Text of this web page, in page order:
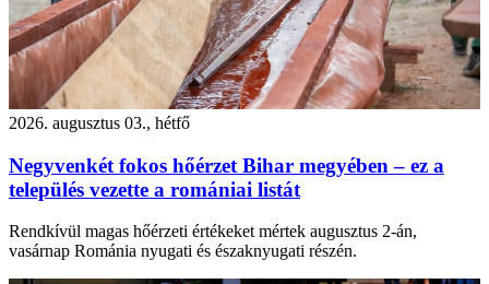
2026. augusztus 03., hétfő
Negyvenkét fokos hőérzet Bihar megyében – ez a
település vezette a romániai listát
Rendkívül magas hőérzeti értékeket mértek augusztus 2-án,
vasárnap Románia nyugati és északnyugati részén.